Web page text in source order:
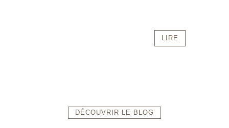
LIRE
DÉCOUVRIR LE BLOG